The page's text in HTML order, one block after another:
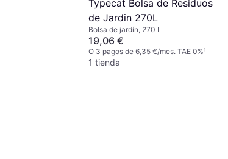
Typecat Bolsa de Residuos
de Jardin 270L
Bolsa de jardín, 270 L
19,06 €
O 3 pagos de 6,35 €/mes. TAE 0%¹
1 tienda